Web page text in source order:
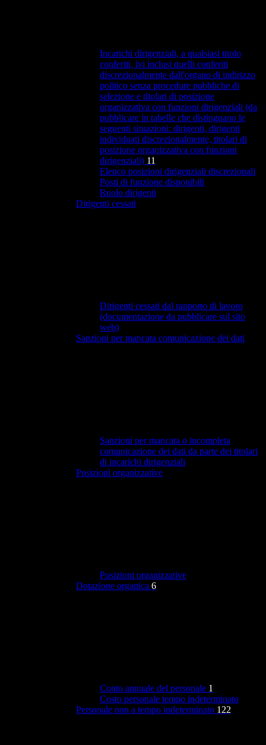
Incarichi dirigenziali, a qualsiasi titolo
conferiti, ivi inclusi quelli conferiti
discrezionalmente dall'organo di indirizzo
politico senza procedure pubbliche di
selezione e titolari di posizione
organizzativa con funzioni dirigenziali (da
pubblicare in tabelle che distinguano le
seguenti situazioni: dirigenti, dirigenti
individuati discrezionalmente, titolari di
posizione organizzativa con funzioni
dirigenziali) 11
Elenco posizioni dirigenziali discrezionali
Posti di funzione disponibili
Ruolo dirigenti
Dirigenti cessati
Dirigenti cessati dal rapporto di lavoro
(documentazione da pubblicare sul sito
web)
Sanzioni per mancata comunicazione dei dati
Sanzioni per mancata o incompleta
comunicazione dei dati da parte dei titolari
di incarichi dirigenziali
Posizioni organizzative
Posizioni organizzative
Dotazione organica 6
Conto annuale del personale 1
Costo personale tempo indeterminato
Personale non a tempo indeterminato 122